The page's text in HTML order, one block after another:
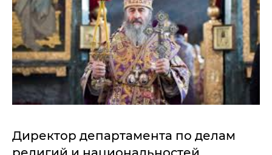
Директор департамента по делам